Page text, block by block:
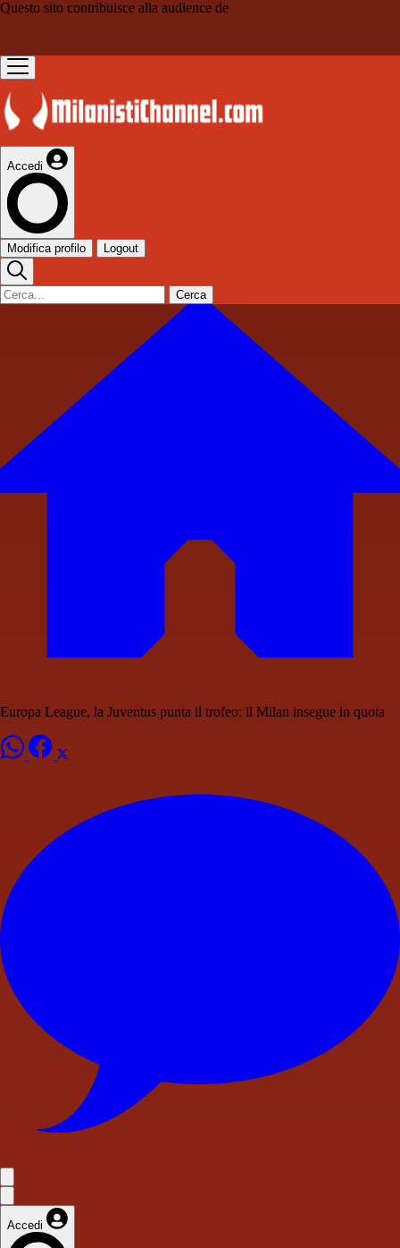
Questo sito contribuisce alla audience de
Accedi
Modifica profilo Logout
Cerca
Europa League, la Juventus punta il trofeo: il Milan insegue in quota
Accedi